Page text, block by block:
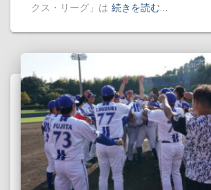
クス・リーグ」は 続きを読む…